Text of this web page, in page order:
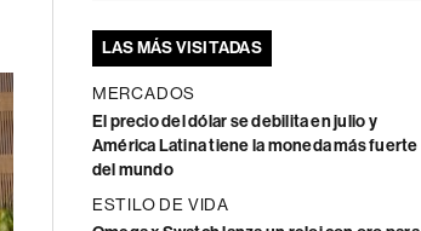
LAS MÁS VISITADAS
MERCADOS
El precio del dólar se debilita en julio y
América Latina tiene la moneda más fuerte
del mundo
ESTILO DE VIDA